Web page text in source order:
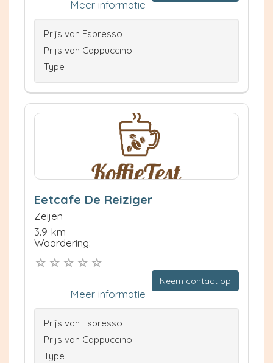
Meer informatie
Prijs van Espresso
Prijs van Cappuccino
Type
Eetcafe De Reiziger
Zeijen
3.9 km
Waardering:
Neem contact op
Meer informatie
Prijs van Espresso
Prijs van Cappuccino
Type